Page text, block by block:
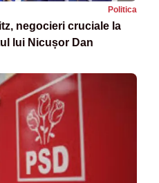
Politica
negocieri cruciale la
lui Nicușor Dan